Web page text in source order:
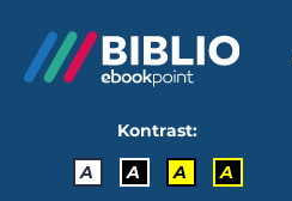
Kontrast:
A
A A A